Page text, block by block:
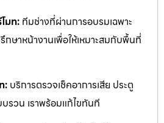
มท:ทีมช่างที่ผ่านการอบรมเฉพาะ
กษาหน้างานเพื่อให้เหมาะสมกับพื้นที่
: บริการตรวจเช็คอาการเสีย ประตู
บรวน เราพร้อมแก้ไขทันที